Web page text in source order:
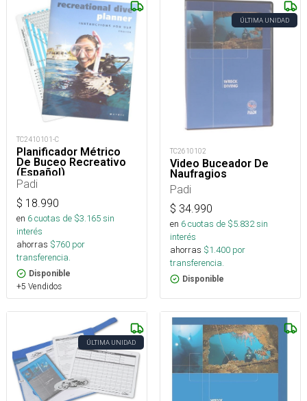
TC2410101-C
Planificador Métrico
De Buceo Recreativo
(Español)
Padi
$ 18.990
en 6cuotas de $3.165sin
interés
ahorras $760 por
transferencia.
Disponible
+5 Vendidos
ÚLTIMA UNIDAD
TC2610102
Video Buceador De
Naufragios
Padi
$ 34.990
en 6cuotas de $5.832sin
interés
ahorras $1.400 por
transferencia.
Disponible
ÚLTIMA UNIDAD